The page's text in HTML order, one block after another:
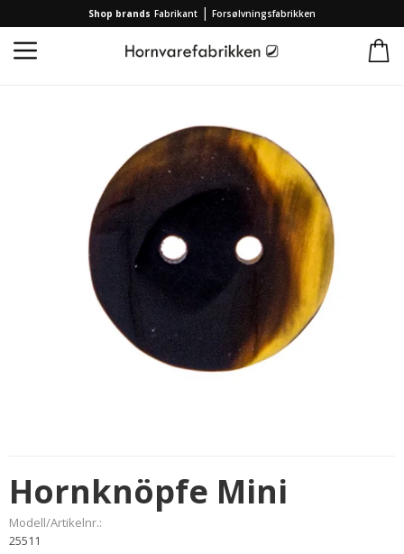
Shop brands Fabrikant | Forsølvningsfabrikken
Produkte / Brands / Hornvarefabrikken / Hornknöpfe Mini
Hornknöpfe Mini
Modell/Artikelnr.:
25511